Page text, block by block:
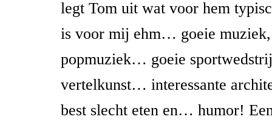
legt Tom uit wat voor hem
is voor mij ehm… goeie
popmuziek… goeie
vertelkunst… interessante
best slecht eten en… humor!